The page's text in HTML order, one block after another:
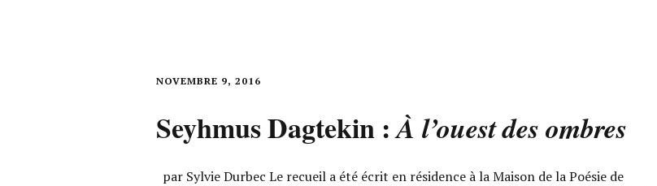
NOVEMBRE 9, 2016
Seyhmus Dagtekin :À l’ouest des ombres
par Sylvie Durbec Le recueil a été écrit en résidence à la Maison de la Poésie de